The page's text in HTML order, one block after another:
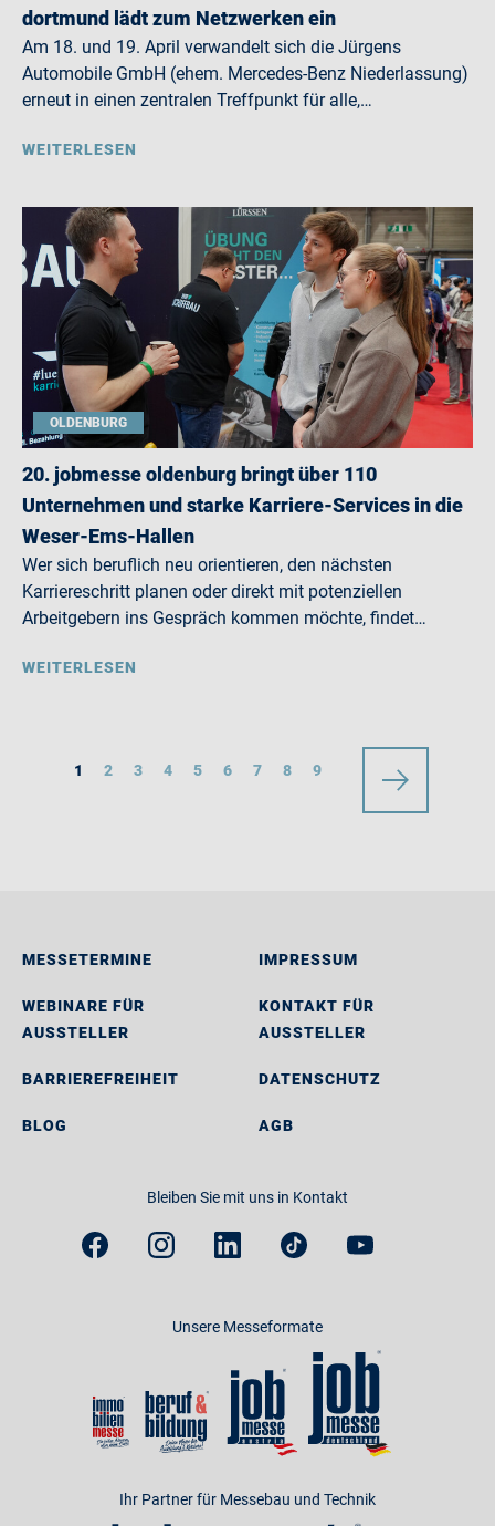
dortmund lädt zum Netzwerken ein
Am 18. und 19. April verwandelt sich die Jürgens
Automobile GmbH (ehem. Mercedes-Benz Niederlassung)
erneut in einen zentralen Treffpunkt für alle,…
WEITERLESEN
OLDENBURG
20. jobmesse oldenburg bringt über 110
Unternehmen und starke Karriere-Services in die
Weser-Ems-Hallen
Wer sich beruflich neu orientieren, den nächsten
Karriereschritt planen oder direkt mit potenziellen
Arbeitgebern ins Gespräch kommen möchte, findet…
WEITERLESEN
1 2 3 4 5 6 7 8 9
MESSETERMINE
WEBINARE FÜR
AUSSTELLER
BARRIEREFREIHEIT
BLOG
IMPRESSUM
KONTAKT FÜR
AUSSTELLER
DATENSCHUTZ
AGB
Bleiben Sie mit uns in Kontakt
Unsere Messeformate
Ihr Partner für Messebau und Technik